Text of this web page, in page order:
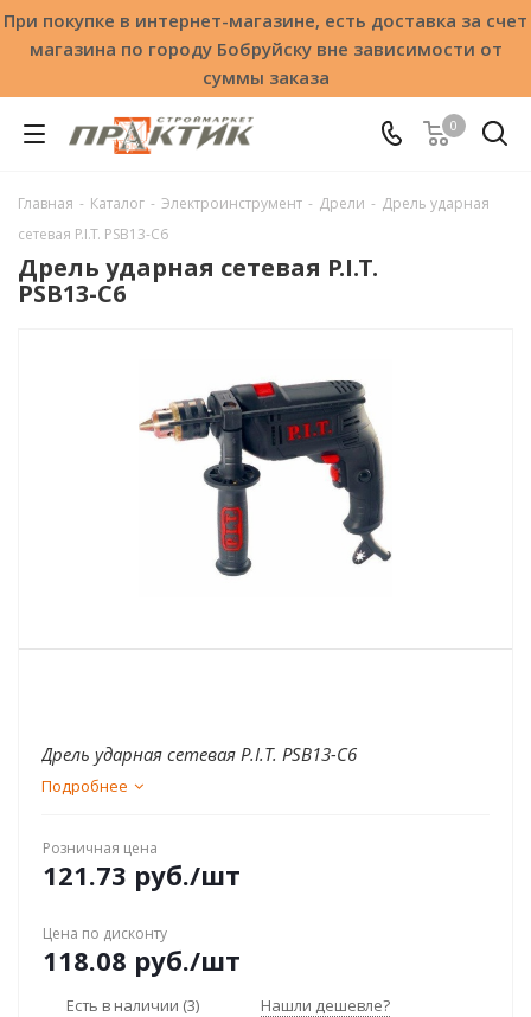
При покупке в интернет-магазине, есть доставка за счет
магазина по городу Бобруйску вне зависимости от
суммы заказа
0
Главная - Каталог - Электроинструмент - Дрели - Дрель ударная
сетевая P.I.T. PSB13-C6
Дрель ударная сетевая P.I.T.
PSB13-C6
Дрель ударная сетевая P.I.T. PSB13-C6
Подробнее
Розничная цена
121.73 руб./шт
Цена по дисконту
118.08 руб./шт
Есть в наличии (3) Нашли дешевле?